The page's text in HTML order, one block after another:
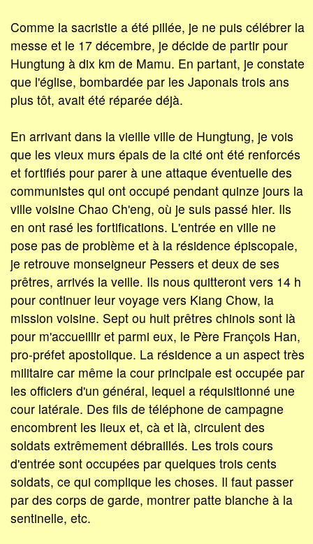
Comme la sacristie a été pillée, je ne puis célébrer la
messe et le 17 décembre, je décide de partir pour
Hungtung à dix km de Mamu. En partant, je constate
que l'église, bombardée par les Japonais trois ans
plus tôt, avait été réparée déjà.
En arrivant dans la vieille ville de Hungtung, je vois
que les vieux murs épais de la cité ont été renforcés
et fortifiés pour parer à une attaque éventuelle des
communistes qui ont occupé pendant quinze jours la
ville voisine Chao Ch'eng, où je suis passé hier. Ils
en ont rasé les fortifications. L'entrée en ville ne
pose pas de problème et à la résidence épiscopale,
je retrouve monseigneur Pessers et deux de ses
prêtres, arrivés la veille. Ils nous quitteront vers 14 h
pour continuer leur voyage vers Kiang Chow, la
mission voisine. Sept ou huit prêtres chinois sont là
pour m'accueillir et parmi eux, le Père François Han,
pro-préfet apostolique. La résidence a un aspect très
militaire car même la cour principale est occupée par
les officiers d'un général, lequel a réquisitionné une
cour latérale. Des fils de téléphone de campagne
encombrent les lieux et, cà et là, circulent des
soldats extrêmement débraillés. Les trois cours
d'entrée sont occupées par quelques trois cents
soldats, ce qui complique les choses. Il faut passer
par des corps de garde, montrer patte blanche à la
sentinelle, etc.